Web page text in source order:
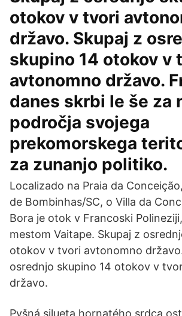
otokov v tvori
državo. Skupaj z
skupino 14 otokov v
avtonomno državo.
danes skrbi le še za
področja svojega
prekomorskega
za zunanjo politiko.
Localizado na Praia da
de Bombinhas/SC, o Villa da
Bora je otok v Francoski
mestom Vaitape. Skupaj z
otokov v tvori avtonomno
osrednjo skupino 14 otokov v
državo.
Pyšná silueta hornatého srdca